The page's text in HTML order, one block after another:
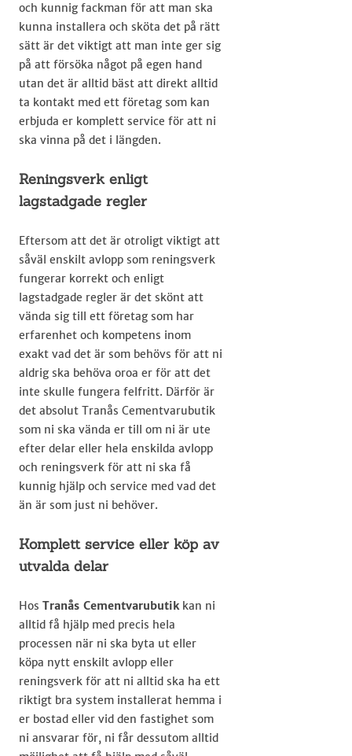
och kunnig fackman för att man ska
kunna installera och sköta det på rätt
sätt är det viktigt att man inte ger sig
på att försöka något på egen hand
utan det är alltid bäst att direkt alltid
ta kontakt med ett företag som kan
erbjuda er komplett service för att ni
ska vinna på det i längden.
Reningsverk enligt
lagstadgade regler
Eftersom att det är otroligt viktigt att
såväl enskilt avlopp som reningsverk
fungerar korrekt och enligt
lagstadgade regler är det skönt att
vända sig till ett företag som har
erfarenhet och kompetens inom
exakt vad det är som behövs för att ni
aldrig ska behöva oroa er för att det
int​​e skulle fungera felfritt. Därför är
det absolut Tranås Cementvarubutik
som ni ska vända er till om ni är ute
efter delar eller hela enskilda avlopp
och reningsverk för att ni ska få
kunnig hjälp och service med vad det
än är som just ni behöver.
Komplett service eller köp av
utvalda delar​
Hos Tranås Cementvarubutikkan ni
alltid få hjälp med precis hela
processen när ni ska byta ut eller
köpa nytt enskilt avlopp eller
reningsverk för att ni alltid ska ha ett
riktigt bra system installerat hemma i
er bostad eller vid den fastighet som
ni ansvarar för, ni får dessutom alltid